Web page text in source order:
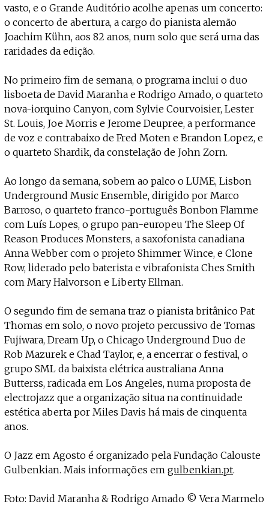
vasto, e o Grande Auditório acolhe apenas um concerto:
o concerto de abertura, a cargo do pianista alemão
Joachim Kühn, aos 82 anos, num solo que será uma das
raridades da edição.
No primeiro fim de semana, o programa inclui o duo
lisboeta de David Maranha e Rodrigo Amado, o quarteto
nova-iorquino Canyon, com Sylvie Courvoisier, Lester
St. Louis, Joe Morris e Jerome Deupree, a performance
de voz e contrabaixo de Fred Moten e Brandon Lopez, e
o quarteto Shardik, da constelação de John Zorn.
Ao longo da semana, sobem ao palco o LUME, Lisbon
Underground Music Ensemble, dirigido por Marco
Barroso, o quarteto franco-português Bonbon Flamme
com Luís Lopes, o grupo pan-europeu The Sleep Of
Reason Produces Monsters, a saxofonista canadiana
Anna Webber com o projeto Shimmer Wince, e Clone
Row, liderado pelo baterista e vibrafonista Ches Smith
com Mary Halvorson e Liberty Ellman.
O segundo fim de semana traz o pianista britânico Pat
Thomas em solo, o novo projeto percussivo de Tomas
Fujiwara, Dream Up, o Chicago Underground Duo de
Rob Mazurek e Chad Taylor, e, a encerrar o festival, o
grupo SML da baixista elétrica australiana Anna
Butterss, radicada em Los Angeles, numa proposta de
electrojazz que a organização situa na continuidade
estética aberta por Miles Davis há mais de cinquenta
anos.
O Jazz em Agosto é organizado pela Fundação Calouste
Gulbenkian. Mais informações em gulbenkian.pt.
Foto: David Maranha & Rodrigo Amado © Vera Marmelo